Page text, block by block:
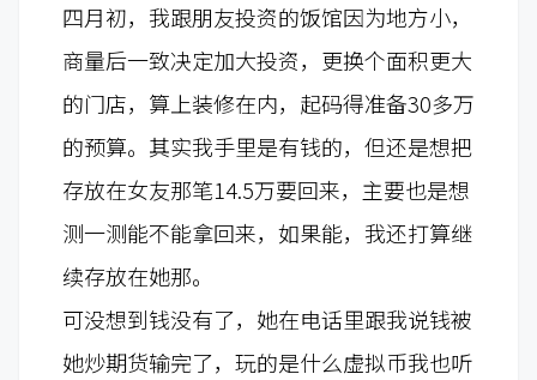
四月初，我跟朋友投资的饭馆因为地方小，
商量后一致决定加大投资，更换个面积更大
的门店，算上装修在内，起码得准备30多万
的预算。其实我手里是有钱的，但还是想把
存放在女友那笔14.5万要回来，主要也是想
测一测能不能拿回来，如果能，我还打算继
续存放在她那。
可没想到钱没有了，她在电话里跟我说钱被
她炒期货输完了，玩的是什么虚拟币我也听